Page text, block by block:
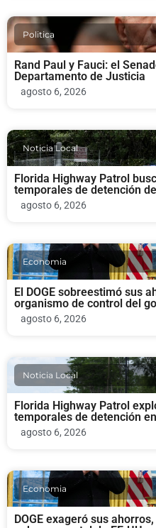
Politica
Rand Paul y Fauci: el
Departamento de Justicia
agosto 6, 2026
Noticia Local
Florida Highway Patrol
temporales de detención
agosto 6, 2026
Economia
El DOGE sobreestimó sus
organismo de control del
agosto 6, 2026
Noticia Local
Florida Highway Patrol
temporales de detención
agosto 6, 2026
Economia
DOGE exageró sus